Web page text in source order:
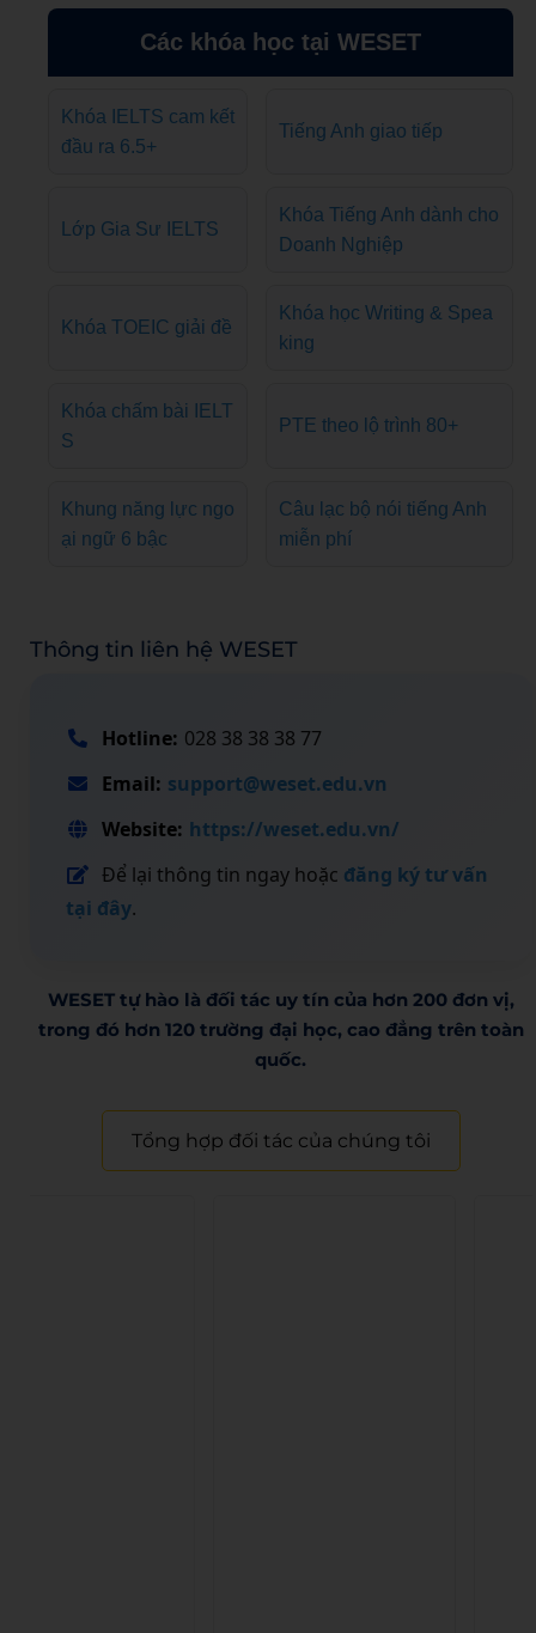
Các khóa học tại WESET
Khóa IELTS cam kết
đầu ra 6.5+
Tiếng Anh giao tiếp
Lớp Gia Sư IELTS
Khóa Tiếng Anh dành cho
Doanh Nghiệp
Khóa TOEIC giải đề
Khóa học Writing & Spea
king
Khóa chấm bài IELT
S
PTE theo lộ trình 80+
Khung năng lực ngo
ại ngữ 6 bậc
Câu lạc bộ nói tiếng Anh
miễn phí
Thông tin liên hệ WESET
Hotline: 028 38 38 38 77
Email: support@weset.edu.vn
Website: https://weset.edu.vn/
Để lại thông tin ngay hoặc đăng ký tư vấn
tại đây.
WESET tự hào là đối tác uy tín của hơn 200 đơn vị,
trong đó hơn 120 trường đại học, cao đẳng trên toàn
quốc.​
Tổng hợp đối tác của chúng tôi